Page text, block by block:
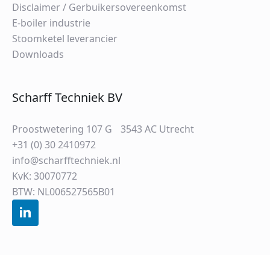
Disclaimer / Gerbuikersovereenkomst
E-boiler industrie
Stoomketel leverancier
Downloads
Scharff Techniek BV
Proostwetering 107 G 3543 AC Utrecht
+31 (0) 30 2410972
info@scharfftechniek.nl
KvK: 30070772
BTW: NL006527565B01